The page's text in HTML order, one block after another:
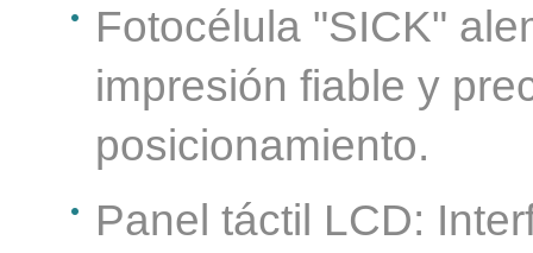
Fotocélula "SICK"
impresión fiable y
posicionamiento.
Panel táctil LCD: